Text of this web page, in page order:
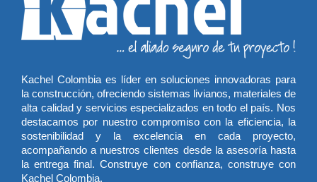
Kachel Colombia es líder en soluciones innovadoras para
la construcción, ofreciendo sistemas livianos, materiales de
alta calidad y servicios especializados en todo el país. Nos
destacamos por nuestro compromiso con la eficiencia, la
sostenibilidad y la excelencia en cada proyecto,
acompañando a nuestros clientes desde la asesoría hasta
la entrega final. Construye con confianza, construye con
Kachel Colombia.